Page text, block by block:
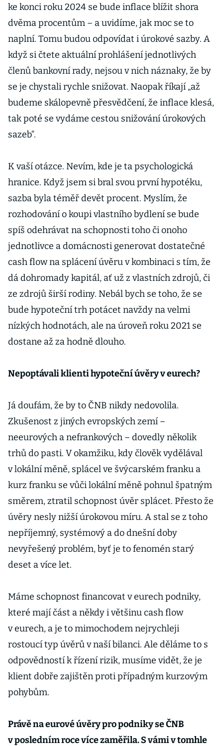
ke konci roku 2024 se bude inflace blížit shora
dvěma procentům – a uvidíme, jak moc se to
naplní. Tomu budou odpovídat i úrokové sazby. A
když si čtete aktuální prohlášení jednotlivých
členů bankovní rady, nejsou v nich náznaky, že by
se je chystali rychle snižovat. Naopak říkají „až
budeme skálopevně přesvědčení, že inflace klesá,
tak poté se vydáme cestou snižování úrokových
sazeb“.
K vaší otázce. Nevím, kde je ta psychologická
hranice. Když jsem si bral svou první hypotéku,
sazba byla téměř devět procent. Myslím, že
rozhodování o koupi vlastního bydlení se bude
spíš odehrávat na schopnosti toho či onoho
jednotlivce a domácnosti generovat dostatečné
cash flow na splácení úvěru v kombinaci s tím, že
dá dohromady kapitál, ať už z vlastních zdrojů, či
ze zdrojů širší rodiny. Nebál bych se toho, že se
bude hypoteční trh potácet navždy na velmi
nízkých hodnotách, ale na úroveň roku 2021 se
dostane až za hodně dlouho.
Nepoptávali klienti hypoteční úvěry v eurech?
Já doufám, že by to ČNB nikdy nedovolila.
Zkušenost z jiných evropských zemí –
neeurových a nefrankových – dovedly několik
trhů do pasti. V okamžiku, kdy člověk vydělával
v lokální měně, splácel ve švýcarském franku a
kurz franku se vůči lokální měně pohnul špatným
směrem, ztratil schopnost úvěr splácet. Přesto že
úvěry nesly nižší úrokovou míru. A stal se z toho
nepříjemný, systémový a do dnešní doby
nevyřešený problém, byť je to fenomén starý
deset a více let.
Máme schopnost financovat v eurech podniky,
které mají část a někdy i většinu cash flow
v eurech, a je to mimochodem nejrychleji
rostoucí typ úvěrů v naší bilanci. Ale děláme to s
odpovědností k řízení rizik, musíme vidět, že je
klient dobře zajištěn proti případným kurzovým
pohybům.
Právě na eurové úvěry pro podniky se ČNB
v posledním roce více zaměřila. S vámi v tomhle